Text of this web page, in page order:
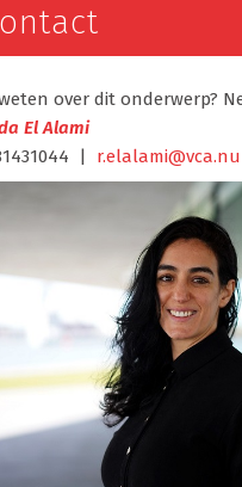
over dit onderwerp?
El Alami
| r.elalami@vca.nu